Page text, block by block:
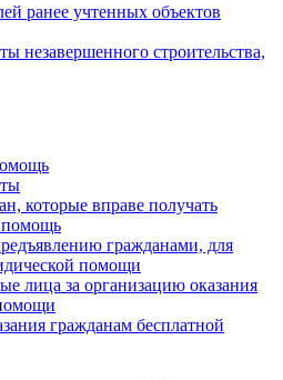
ранее учтенных объектов
незавершенного строительства,
которые вправе получать
гражданами, для
помощи
лица за организацию оказания
гражданам бесплатной